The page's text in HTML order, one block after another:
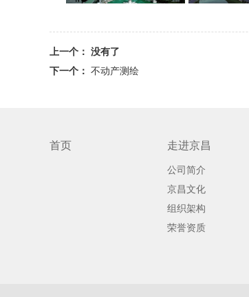
上一个： 没有了
下一个： 不动产测绘
首页 走进京昌
公司简介
京昌文化
组织架构
荣誉资质